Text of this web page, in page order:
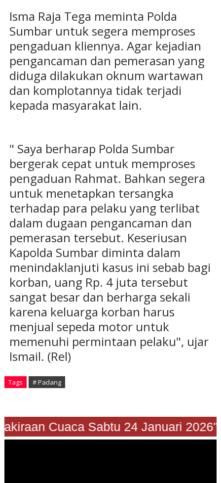
Isma Raja Tega meminta Polda
Sumbar untuk segera memproses
pengaduan kliennya. Agar kejadian
pengancaman dan pemerasan yang
diduga dilakukan oknum wartawan
dan komplotannya tidak terjadi
kepada masyarakat lain.
" Saya berharap Polda Sumbar
bergerak cepat untuk memproses
pengaduan Rahmat. Bahkan segera
untuk menetapkan tersangka
terhadap para pelaku yang terlibat
dalam dugaan pengancaman dan
pemerasan tersebut. Keseriusan
Kapolda Sumbar diminta dalam
menindaklanjuti kasus ini sebab bagi
korban, uang Rp. 4 juta tersebut
sangat besar dan berharga sekali
karena keluarga korban harus
menjual sepeda motor untuk
memenuhi permintaan pelaku", ujar
Ismail. (Rel)
Tags # Padang
"Prakiraan Cuaca Sabtu 24 Januari